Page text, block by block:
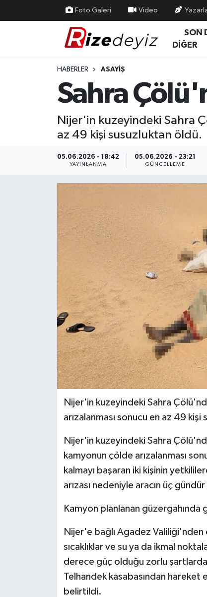
Foto Galeri Video
SON
DİĞER
HABERLER ASAYIŞ
Sahra
Nijer'in kuzeyindeki Sahra
az 49 kişi susuzluktan öldü.
05.06.2026 - 18:42
YAYINLANMA
05.06.2026 - 23:21
GÜNCELLEME
Nijer'in kuzeyindeki Sahra
arızalanması sonucu en az 49
Nijer'in kuzeyindeki Sahra
kamyonun çölde arızalanması
kalmayı başaran iki kişinin
arızası nedeniyle aracın üç
Kamyon planlanan güzergahında
Nijer'e bağlı Agadez Valiliği'nden
sıcaklıklar ve su ya da ikmal
derece güç olduğu zorlu
Telhandek kasabasından
belirtildi.
Yurttan Haberler
Teknoloji
Rize Nöbetçi Eczaneler
Rize Trafik Yoğunluk Haritası
Tüm Manşetler
Son Dakika Haberleri